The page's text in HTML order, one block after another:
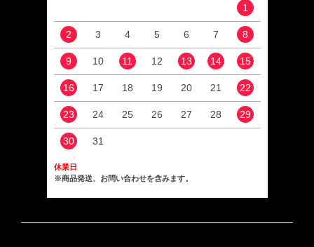
1
2 3 4 5 6 7 8
9 10 11 12 13 14 15
16 17 18 19 20 21 22
23 24 25 26 27 28 29
30 31
休業日
※商品発送、お問い合わせを含みます。